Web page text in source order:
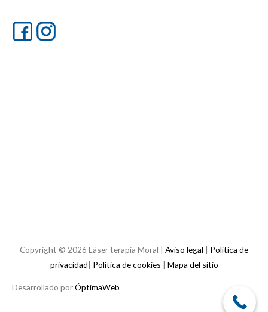
Copyright © 2026 Láser terapia Moral | Aviso legal | Política de
privacidad| Política de cookies | Mapa del sitio
Desarrollado porÓptimaWeb